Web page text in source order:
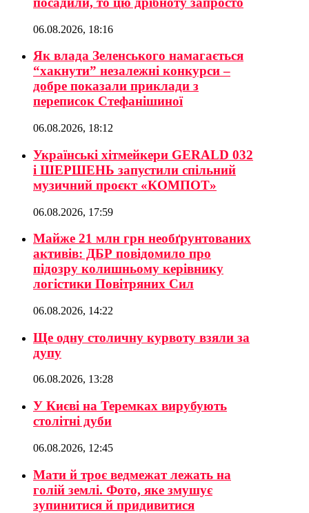
06.08.2026, 18:16
Як влада Зеленського намагається
“хакнути” незалежні конкурси –
добре показали приклади з
переписок Стефанішиної
06.08.2026, 18:12
Українські хітмейкери GERALD 032
і ШЕРШЕНЬ запустили спільний
музичний проєкт «КОМПОТ»
06.08.2026, 17:59
Майже 21 млн грн необґрунтованих
активів: ДБР повідомило про
підозру колишньому керівнику
логістики Повітряних Сил
06.08.2026, 14:22
Ще одну столичну курвоту взяли за
дупу
06.08.2026, 13:28
У Києві на Теремках вирубують
столітні дуби
06.08.2026, 12:45
Мати й троє ведмежат лежать на
голій землі. Фото, яке змушує
зупинитися й придивитися